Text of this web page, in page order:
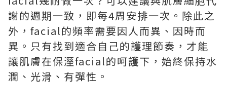
謝的週期一致，即每4周安排一次。除此之
外，facial的頻率需要因人而異、因時而
異。只有找到適合自己的護理節奏，才能
讓肌膚在保溼facial的呵護下，始終保持水
潤、光滑、有彈性。